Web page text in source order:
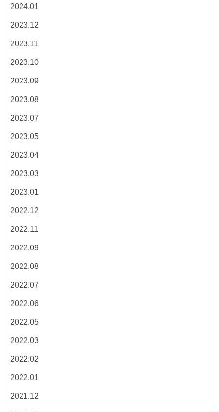
2024.01
2023.12
2023.11
2023.10
2023.09
2023.08
2023.07
2023.05
2023.04
2023.03
2023.01
2022.12
2022.11
2022.09
2022.08
2022.07
2022.06
2022.05
2022.03
2022.02
2022.01
2021.12